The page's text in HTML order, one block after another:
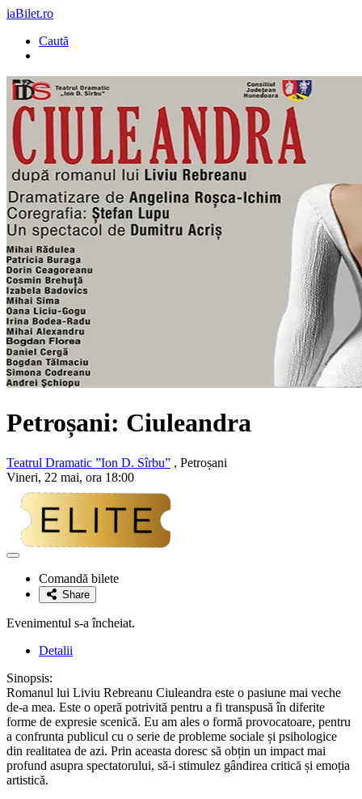
iaBilet.ro
Caută
Petroșani: Ciuleandra
Teatrul Dramatic ”Ion D. Sîrbu” , Petroșani
Vineri, 22 mai, ora 18:00
Adaugă
favoriteComandă bilete
Share
Evenimentul s-a încheiat.
Detalii
Sinopsis:
Romanul lui Liviu Rebreanu Ciuleandra este o pasiune mai veche
de-a mea. Este o operă potrivită pentru a fi transpusă în diferite
forme de expresie scenică. Eu am ales o formă provocatoare, pentru
a confrunta publicul cu o serie de probleme sociale și psihologice
din realitatea de azi. Prin aceasta doresc să obțin un impact mai
profund asupra spectatorului, să-i stimulez gândirea critică și emoția
artistică.